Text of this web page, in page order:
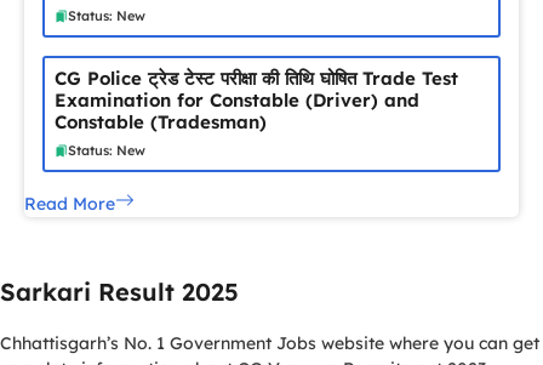
Status: New
CG Police ट्रेड टेस्ट परीक्षा की तिथि घोषित Trade Test
Examination for Constable (Driver) and
Constable (Tradesman)
Status: New
Read More
Sarkari Result 2025
Chhattisgarh’s No. 1 Government Jobs website where you can get